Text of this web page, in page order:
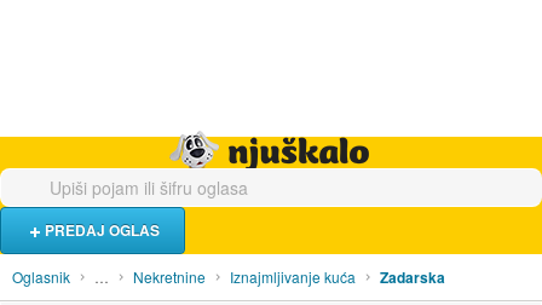
PREDAJ OGLAS
Oglasnik … Nekretnine Iznajmljivanje kuća Zadarska